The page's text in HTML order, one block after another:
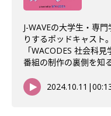
J-WAVEの大学生・専
りするポッドキャスト
「WACODES 社会科
番組の制作の裏側を知
2024.10.11 |